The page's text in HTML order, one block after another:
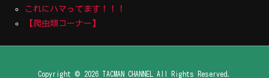
これにハマってます！！！
【爬虫類コーナー】
Copyright © 2026 TACMAN CHANNEL All Rights Reserved.